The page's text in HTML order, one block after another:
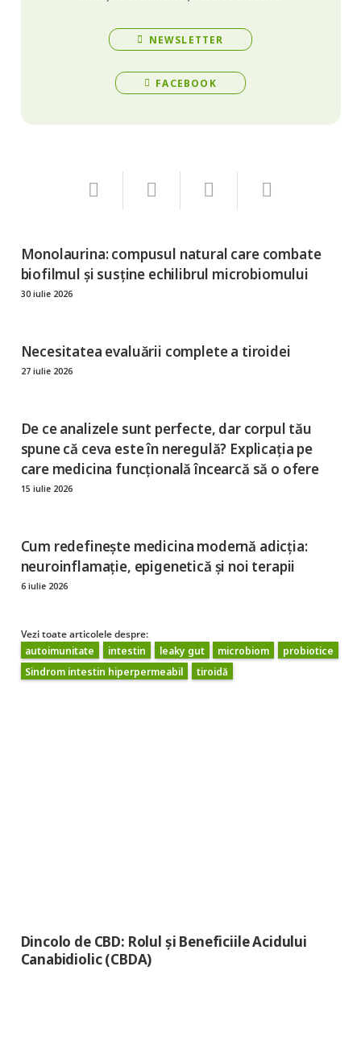
Monolaurina: compusul natural care combate
biofilmul și susține echilibrul microbiomului
30 iulie 2026
Necesitatea evaluării complete a tiroidei
27 iulie 2026
De ce analizele sunt perfecte, dar corpul tău
spune că ceva este în neregulă? Explicația pe
care medicina funcțională încearcă să o ofere
15 iulie 2026
Cum redefinește medicina modernă adicția:
neuroinflamație, epigenetică și noi terapii
6 iulie 2026
Vezi toate articolele despre:
autoimunitate
intestin leaky gut microbiom
probiotice
Sindrom intestin hiperpermeabil
tiroidă
NEWSLETTER
FACEBOOK
Dincolo de CBD: Rolul și Beneficiile Acidului
Canabidiolic (CBDA)